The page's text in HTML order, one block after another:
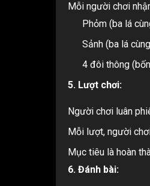
Mỗi người chơi
Phỏm (ba lá
Sảnh (ba lá
4 đôi thông
5. Lượt chơi:
Người chơi luân
Mỗi lượt, người
Mục tiêu là hoàn
6. Đánh bài: